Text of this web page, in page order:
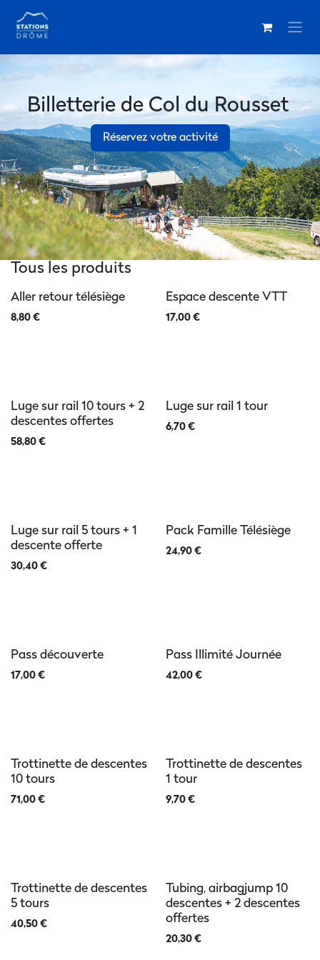
Billetterie de Col du Rousset
Réservez votre activité
Tous les produits
Aller retour télésiège
8,80 €
Espace descente VTT
17,00€
Luge sur rail 10 tours + 2
descentes offertes
58,80 €
Luge sur rail 1 tour
6,70€
Luge sur rail 5 tours + 1
descente offerte
30,40 €
Pack Famille Télésiège
24,90€
Pass découverte
17,00 €
Pass Illimité Journée
42,00€
Trottinette de descentes
10 tours
71,00 €
Trottinette de descentes
1 tour
9,70€
Trottinette de descentes
5 tours
40,50 €
Tubing, airbagjump 10
descentes + 2 descentes
offertes
20,30€